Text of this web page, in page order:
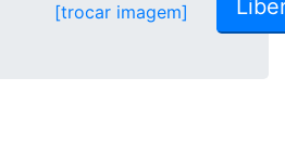
[trocar imagem]